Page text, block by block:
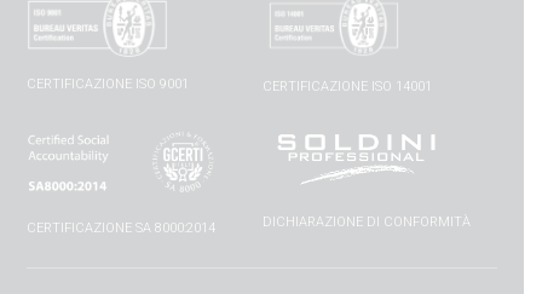
CERTIFICAZIONE ISO 9001 CERTIFICAZIONE ISO 14001
CERTIFICAZIONE SA 8000:2014 DICHIARAZIONE DI CONFORMITÀ